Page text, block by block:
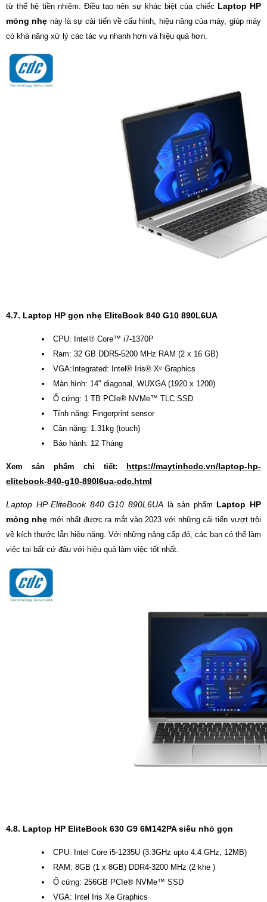
từ thế hệ tiền nhiệm. Điều tạo nên sự khác biệt của chiếc Laptop HP
mỏng nhẹ này là sự cải tiến về cấu hình, hiệu năng của máy, giúp máy
có khả năng xử lý các tác vụ nhanh hơn và hiệu quả hơn.
4.7. Laptop HP gọn nhẹ EliteBook 840 G10 890L6UA
CPU: Intel® Core™ i7-1370P
Ram: 32 GB DDR5-5200 MHz RAM (2 x 16 GB)
VGA:Integrated: Intel® Iris® Xᵉ Graphics
Màn hình: 14" diagonal, WUXGA (1920 x 1200)
Ổ cứng: 1 TB PCIe® NVMe™ TLC SSD
Tính năng: Fingerprint sensor
Cân nặng: 1.31kg (touch)
Bảo hành: 12 Tháng
Xem sản phẩm chi tiết: https://maytinhcdc.vn/laptop-hp-
elitebook-840-g10-890l6ua-cdc.html
Laptop HP EliteBook 840 G10 890L6UA là sản phẩm Laptop HP
mỏng nhẹ mới nhất được ra mắt vào 2023 với những cải tiến vượt trội
về kích thước lẫn hiệu năng. Với những nâng cấp đó, các bạn có thể làm
việc tại bất cứ đâu với hiệu quả làm việc tốt nhất.
4.8. Laptop HP EliteBook 630 G9 6M142PA siêu nhỏ gọn
CPU: Intel Core i5-1235U (3.3GHz upto 4.4 GHz, 12MB)
RAM: 8GB (1 x 8GB) DDR4-3200 MHz (2 khe )
Ổ cứng: 256GB PCIe® NVMe™ SSD
VGA: Intel Iris Xe Graphics